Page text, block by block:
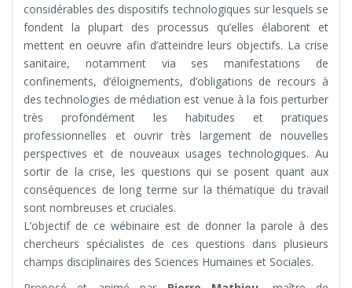
considérables des dispositifs technologiques sur lesquels se
fondent la plupart des processus qu’elles élaborent et
mettent en oeuvre afin d’atteindre leurs objectifs. La crise
sanitaire, notamment via ses manifestations de
confinements, d’éloignements, d’obligations de recours à
des technologies de médiation est venue à la fois perturber
très profondément les habitudes et pratiques
professionnelles et ouvrir très largement de nouvelles
perspectives et de nouveaux usages technologiques. Au
sortir de la crise, les questions qui se posent quant aux
conséquences de long terme sur la thématique du travail
sont nombreuses et cruciales.
L’objectif de ce wébinaire est de donner la parole à des
chercheurs spécialistes de ces questions dans plusieurs
champs disciplinaires des Sciences Humaines et Sociales.